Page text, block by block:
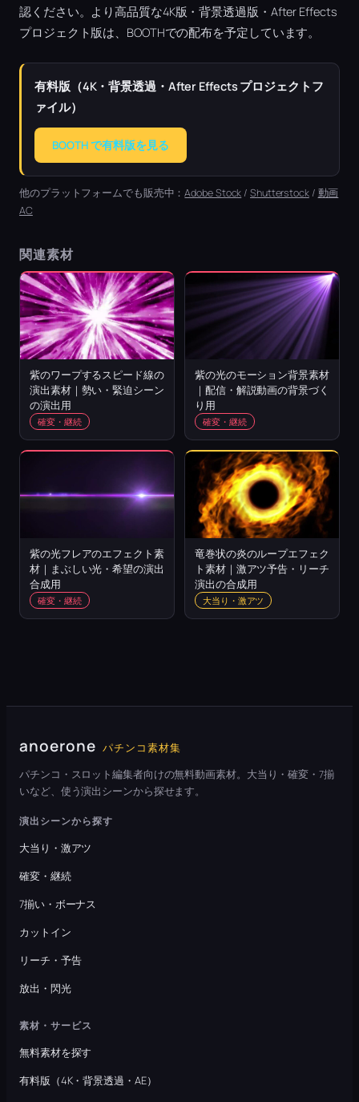
認ください。より高品質な4K版・背景透過版・After Effects
プロジェクト版は、BOOTHでの配布を予定しています。
有料版（4K・背景透過・After Effects プロジェクトフ
ァイル）
BOOTH で有料版を見る
他のプラットフォームでも販売中：Adobe Stock /Shutterstock/ 動画
AC
関連素材
紫のワープするスピード線の
演出素材｜勢い・緊迫シーン
の演出用
確変・継続
紫の光のモーション背景素材
｜配信・解説動画の背景づく
り用
確変・継続
紫の光フレアのエフェクト素
材｜まぶしい光・希望の演出
合成用
確変・継続
竜巻状の炎のループエフェク
ト素材｜激アツ予告・リーチ
演出の合成用
大当り・激アツ
anoerone パチンコ素材集
パチンコ・スロット編集者向けの無料動画素材。大当り・確変・7揃
いなど、使う演出シーンから探せます。
演出シーンから探す
大当り・激アツ
確変・継続
7揃い・ボーナス
カットイン
リーチ・予告
放出・閃光
素材・サービス
無料素材を探す
有料版（4K・背景透過・AE）